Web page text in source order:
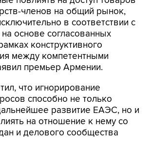
членов на общий рынок,
в соответствии с
основе согласованных
конструктивного
между компетентными
премьер Армении.
что игнорирование
способно не только
развитие ЕАЭС, но и
на отношение к нему со
и делового сообщества